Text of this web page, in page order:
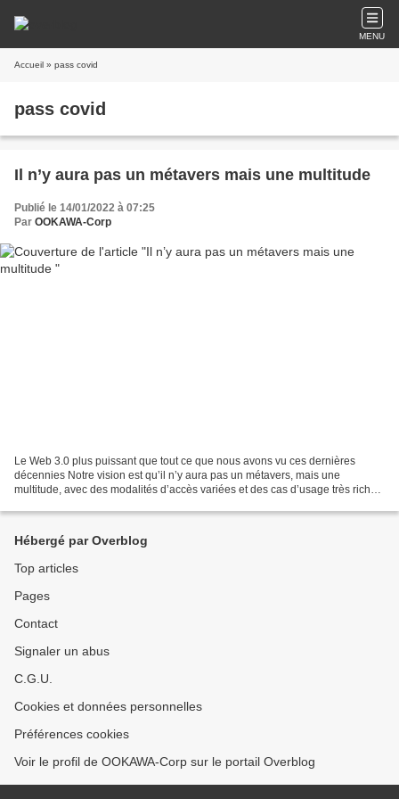
MENU
Accueil » pass covid
pass covid
Il n’y aura pas un métavers mais une multitude
Publié le 14/01/2022 à 07:25
Par OOKAWA-Corp
Le Web 3.0 plus puissant que tout ce que nous avons vu ces dernières
décennies Notre vision est qu’il n’y aura pas un métavers, mais une
multitude, avec des modalités d’accès variées et des cas d’usage très riches,
Hébergé par Overblog
Top articles
Pages
Contact
Signaler un abus
C.G.U.
Cookies et données personnelles
Préférences cookies
Voir le profil de OOKAWA-Corp sur le portail Overblog